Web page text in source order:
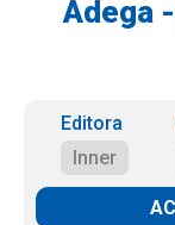
Adega
Editora
Inner